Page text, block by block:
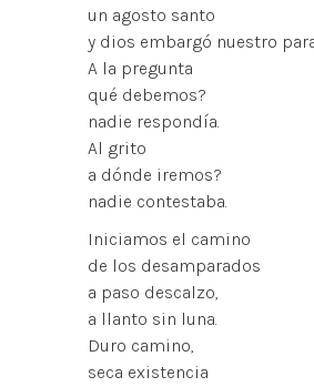
un agosto santo
y dios embargó nuestro
A la pregunta
qué debemos?
nadie respondía.
Al grito
a dónde iremos?
nadie contestaba.
Iniciamos el camino
de los desamparados
a paso descalzo,
a llanto sin luna.
Duro camino,
seca existencia